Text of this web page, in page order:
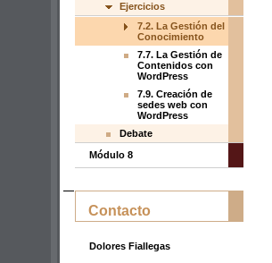
Ejercicios
7.2. La Gestión del
Conocimiento
7.7. La Gestión de
Contenidos con
WordPress
7.9. Creación de
sedes web con
WordPress
Debate
Módulo 8
Contacto
Dolores Fiallegas